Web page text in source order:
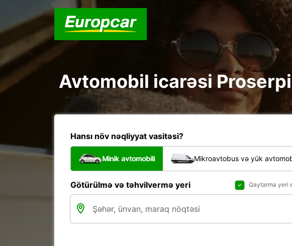
Avtomobil icarəsi
Hansı növ nəqliyyat vasitəsi?
Minik avtomobili Mikroavtobus və yük
Götürülmə və təhvilvermə yeri Qaytarma yeri